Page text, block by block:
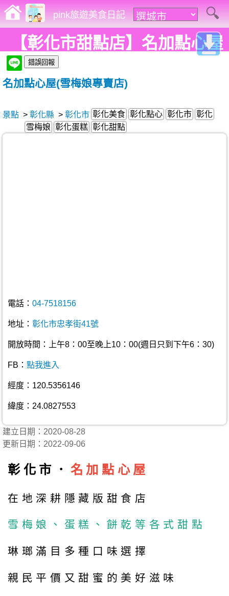
pink旅遊美食日記
【彰化市甜點店】名加點心屋
(雪梅娘專賣店)。多種口味雪梅
娘、蛋糕、餅乾等選擇，平價
又甜蜜的滋味超推薦!
名加點心屋(雪梅娘專賣店)
景點 > 彰化縣 > 彰化市 彰化美食 彰化點心 彰化市 彰化
雪梅娘 彰化蛋糕 彰化甜點
電話： 04-7518156
地址： 彰化市忠孝街41號
開放時間：上午8：00至晚上10：00(週日只到下午6：30)
FB： 點我進入
經度：120.5356146
緯度：24.0827553
建立日期：2020-08-28
更新日期：2022-09-06
彰化市． 名加點心屋
在地深耕隱藏版甜食店
雪梅娘、蛋糕、餅乾等各式甜點
琳瑯滿目多種口味選擇
親民平價又甜蜜的美好滋味